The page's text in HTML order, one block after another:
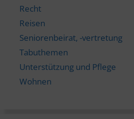
Recht
Reisen
Seniorenbeirat, -vertretung
Tabuthemen
Unterstützung und Pflege
Wohnen